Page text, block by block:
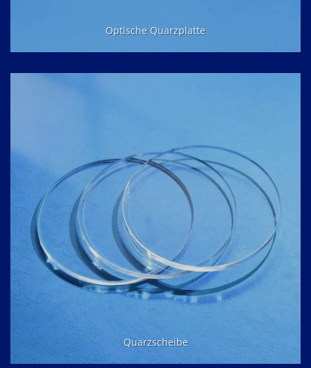
Optische Quarzplatte
Quarzscheibe